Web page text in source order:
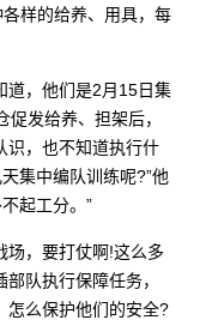
样的给养、用具，每
道，他们是2月15日集
发给养、担架后，
识，也不知道执行什
集中编队训练呢?”他
起工分。”
场，要打仗啊!这么多
队执行保障任务，
怎么保护他们的安全?